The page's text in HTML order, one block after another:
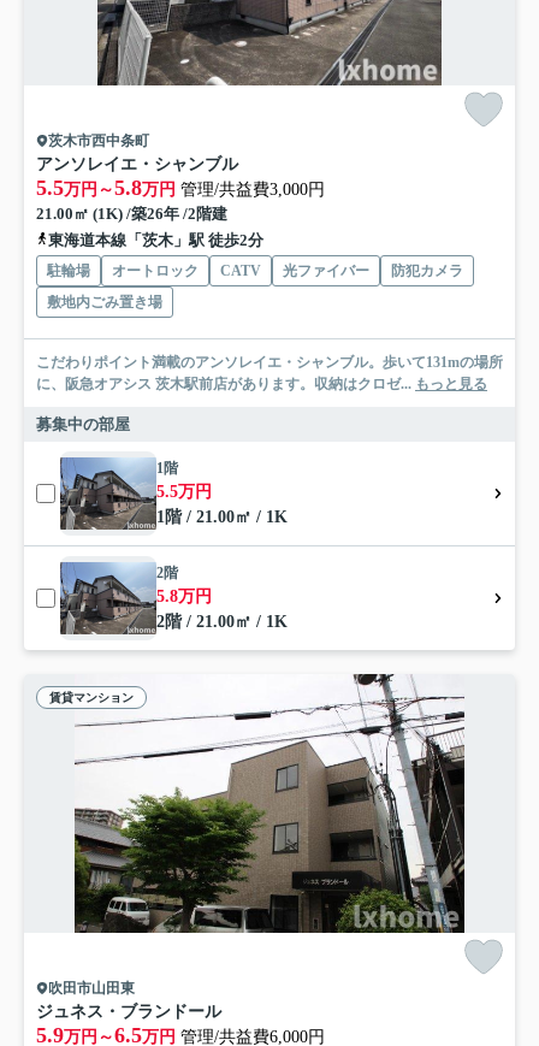
茨木市西中条町
アンソレイエ・シャンブル
5.5万円～5.8万円 管理/共益費3,000円
21.00㎡ (1K) /築26年 /2階建
東海道本線「茨木」駅 徒歩2分
駐輪場 オートロック CATV 光ファイバー
防犯カメラ
敷地内ごみ置き場
こだわりポイント満載のアンソレイエ・シャンブル。歩いて131mの場所
に、阪急オアシス 茨木駅前店があります。収納はクロゼ... もっと見る
募集中の部屋
1階
5.5万円
1階 / 21.00㎡ / 1K
2階
5.8万円
2階 / 21.00㎡ / 1K
賃貸マンション
吹田市山田東
ジュネス・ブランドール
5.9万円～6.5万円 管理/共益費6,000円